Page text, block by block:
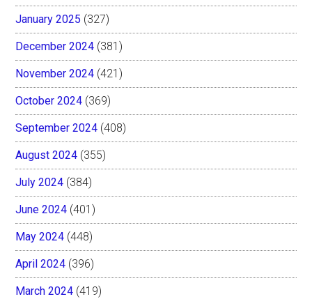
January 2025 (327)
December 2024 (381)
November 2024 (421)
October 2024 (369)
September 2024 (408)
August 2024 (355)
July 2024 (384)
June 2024 (401)
May 2024 (448)
April 2024 (396)
March 2024 (419)